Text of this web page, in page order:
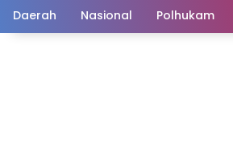
Daerah Nasional Polhukam